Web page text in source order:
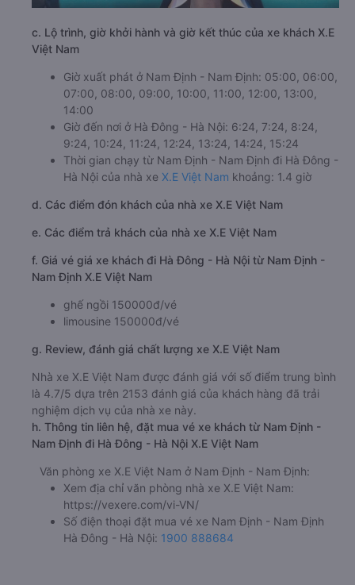
c. Lộ trình, giờ khởi hành và giờ kết thúc của xe khách X.E
Việt Nam
Giờ xuất phát ở Nam Định - Nam Định: 05:00, 06:00,
07:00, 08:00, 09:00, 10:00, 11:00, 12:00, 13:00,
14:00
Giờ đến nơi ở Hà Đông - Hà Nội: 6:24, 7:24, 8:24,
9:24, 10:24, 11:24, 12:24, 13:24, 14:24, 15:24
Thời gian chạy từ Nam Định - Nam Định đi Hà Đông -
Hà Nội của nhà xe X.E Việt Nam khoảng: 1.4 giờ
d. Các điểm đón khách của nhà xe X.E Việt Nam
e. Các điểm trả khách của nhà xe X.E Việt Nam
f. Giá vé giá xe khách đi Hà Đông - Hà Nội từ Nam Định -
Nam Định X.E Việt Nam
ghế ngồi 150000đ/vé
limousine 150000đ/vé
g. Review, đánh giá chất lượng xe X.E Việt Nam
Nhà xe X.E Việt Nam được đánh giá với số điểm trung bình
là 4.7/5 dựa trên 2153 đánh giá của khách hàng đã trải
nghiệm dịch vụ của nhà xe này.
h. Thông tin liên hệ, đặt mua vé xe khách từ Nam Định -
Nam Định đi Hà Đông - Hà Nội X.E Việt Nam
Văn phòng xe X.E Việt Nam ở Nam Định - Nam Định:
Xem địa chỉ văn phòng nhà xe X.E Việt Nam:
https://vexere.com/vi-VN/
Số điện thoại đặt mua vé xe Nam Định - Nam Định
Hà Đông - Hà Nội: 1900 888684